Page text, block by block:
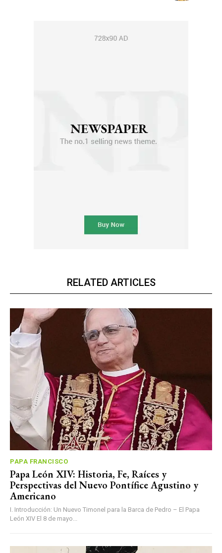
RELATED ARTICLES
PAPA FRANCISCO
Papa León XIV: Historia, Fe, Raíces y
Perspectivas del Nuevo Pontífice Agustino y
Americano
I. Introducción: Un Nuevo Timonel para la Barca de Pedro – El Papa
León XIV El 8 de mayo...